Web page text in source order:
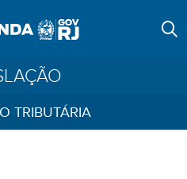
TRIBUTÁRIA